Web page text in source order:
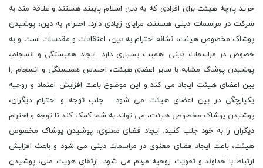
خرید پارچه هیئت برای افرادی که به دین اسلام پایبند هستند و علاقه مند به
شرکت در مراسمات دینی هستند، مزایای زیادی دارد. احترام به دین، پوشیدن
پوشاک مخصوص هیئت، نشانه احترام به دین، اعتقادات و مقدسات است و به
خصوص در مراسمات دینی اهمیت بسیاری دارد. ایجاد همبستگی و انسجام،
پوشیدن پوشاک مشابه با سایر اعضای هیئت، احساس همبستگی و انسجام را
بین اعضای هیئت ایجاد می کند و این موضوع باعث افزایش اعتماد و روحیه
یکپارچگی در بین اعضای هیئت می شود. جلب توجه و احترام دیگران،
پوشیدن پوشاک مخصوص هیئت، می تواند به شما کمک کند تا توجه و احترام
دیگران را به خود جلب کنید. ایجاد فضای معنوی، پوشیدن پوشاک مخصوص
هیئت، باعث ایجاد فضای معنوی در مراسمات دینی می شود و باعث افزایش
ارتباط با خداوند و تقویت روحیه مردم می شود. ارتقای هویت ملی، پوشیدن